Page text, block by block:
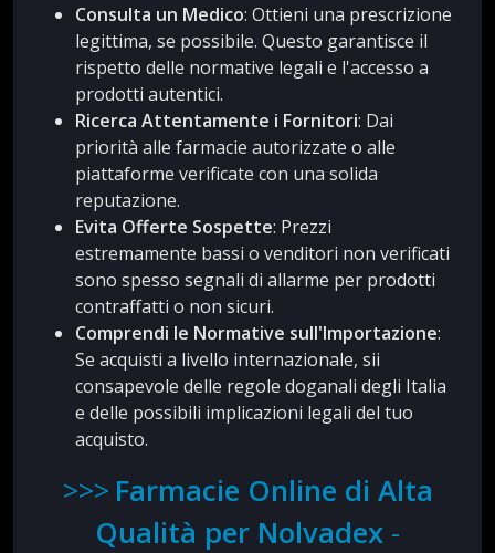
Consulta un Medico: Ottieni una prescrizione
legittima, se possibile. Questo garantisce il
rispetto delle normative legali e l'accesso a
prodotti autentici.
Ricerca Attentamente i Fornitori: Dai
priorità alle farmacie autorizzate o alle
piattaforme verificate con una solida
reputazione.
Evita Offerte Sospette: Prezzi
estremamente bassi o venditori non verificati
sono spesso segnali di allarme per prodotti
contraffatti o non sicuri.
Comprendi le Normative sull'Importazione:
Se acquisti a livello internazionale, sii
consapevole delle regole doganali degli Italia
e delle possibili implicazioni legali del tuo
acquisto.
Farmacie Online di Alta
Qualità per Nolvadex -